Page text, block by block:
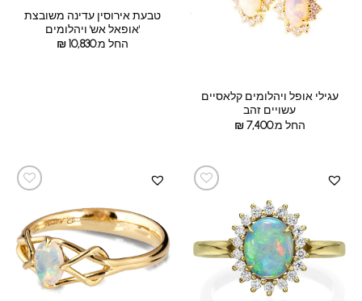
עגילי אופל ויהלומים קלאסיים
עשויים זהב
החל מ:
₪7,400
טבעת אירוסין עדינה משובצת
'אופאל אש' ויהלומים
החל מ:
₪10,830